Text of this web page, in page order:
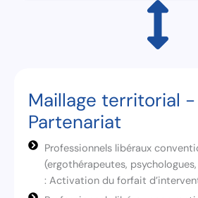
Maillage territorial -
Partenariat
Professionnels libéraux
(ergothérapeutes,
: Activation du forfait